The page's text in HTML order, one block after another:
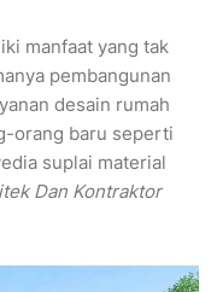
manfaat yang tak
pembangunan
desain rumah
orang baru seperti
suplai material
Dan Kontraktor